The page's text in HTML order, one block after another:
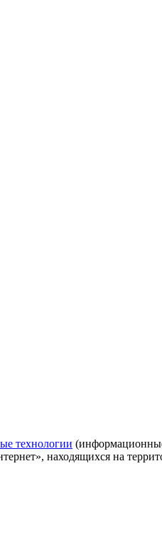
технологии
находящихся на